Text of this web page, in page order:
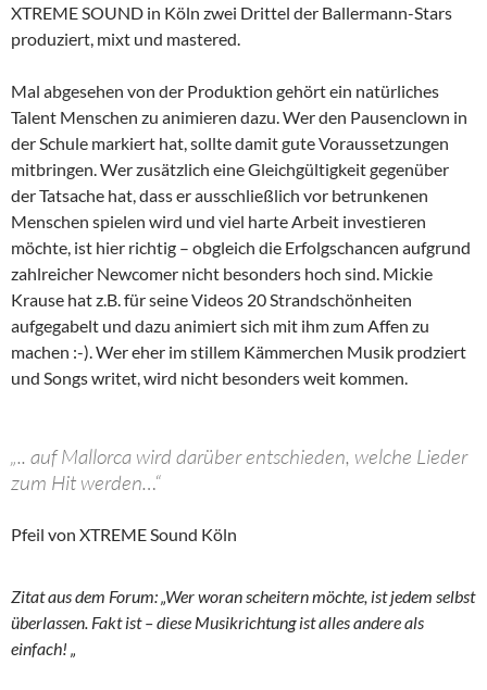
XTREME SOUND in Köln zwei Drittel der Ballermann-Stars
produziert, mixt und mastered.
Mal abgesehen von der Produktion gehört ein natürliches
Talent Menschen zu animieren dazu. Wer den Pausenclown in
der Schule markiert hat, sollte damit gute Voraussetzungen
mitbringen. Wer zusätzlich eine Gleichgültigkeit gegenüber
der Tatsache hat, dass er ausschließlich vor betrunkenen
Menschen spielen wird und viel harte Arbeit investieren
möchte, ist hier richtig – obgleich die Erfolgschancen aufgrund
zahlreicher Newcomer nicht besonders hoch sind. Mickie
Krause hat z.B. für seine Videos 20 Strandschönheiten
aufgegabelt und dazu animiert sich mit ihm zum Affen zu
machen :-). Wer eher im stillem Kämmerchen Musik prodziert
und Songs writet, wird nicht besonders weit kommen.
„.. auf Mallorca wird darüber entschieden, welche Lieder
zum Hit werden…“
Pfeil von XTREME Sound Köln
Zitat aus dem Forum: „Wer woran scheitern möchte, ist jedem selbst
überlassen. Fakt ist – diese Musikrichtung ist alles andere als
einfach! „